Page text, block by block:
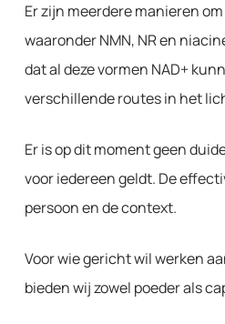
Er zijn meerdere manieren
waaronder NMN, NR en
dat al deze vormen NAD+
verschillende routes in het
Er is op dit moment geen
voor iedereen geldt. De
persoon en de context.
Voor wie gericht wil werken
bieden wij zowel poeder als